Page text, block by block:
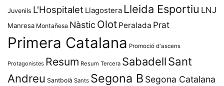
Juvenils L'Hospitalet Llagostera Lleida Esportiu LNJ
Manresa Montañesa Nàstic Olot Peralada Prat
Primera Catalana Promoció d'ascens
Protagonistes Resum Resum Tercera SabadellSant
Andreu Santboià Sants Segona B Segona Catalana